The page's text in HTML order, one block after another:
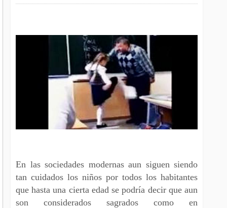
En las sociedades modernas aun siguen siendo
tan cuidados los niños por todos los habitantes
que hasta una cierta edad se podría decir que aun
son considerados sagrados como en